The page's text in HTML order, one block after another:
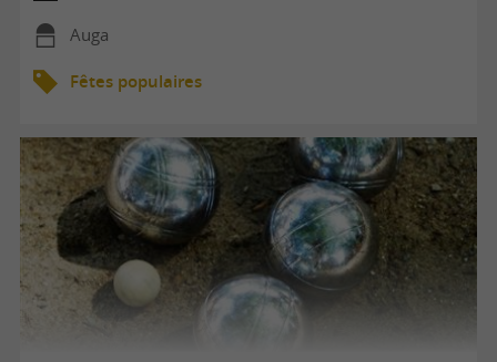
Auga
Fêtes populaires